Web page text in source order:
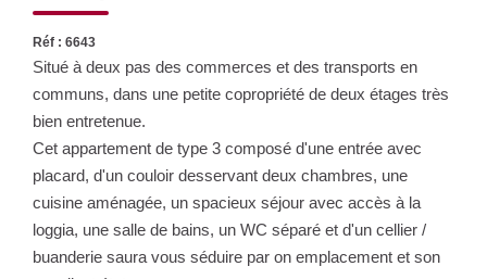
Réf : 6643
Situé à deux pas des commerces et des transports en
communs, dans une petite copropriété de deux étages très
bien entretenue.
Cet appartement de type 3 composé d'une entrée avec
placard, d'un couloir desservant deux chambres, une
cuisine aménagée, un spacieux séjour avec accès à la
loggia, une salle de bains, un WC séparé et d'un cellier /
buanderie saura vous séduire par on emplacement et son